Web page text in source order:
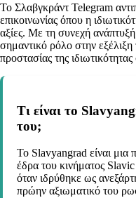
Το Σλαβγκράντ Telegram
επικοινωνίας όπου η
αξίες. Με τη συνεχή
σημαντικό ρόλο στην εξέλιξη
προστασίας της
Τι είναι το
του;
Το Slavyangrad είναι μια
έδρα του κινήματος
όταν ιδρύθηκε ως
πρώην αξιωματικό του